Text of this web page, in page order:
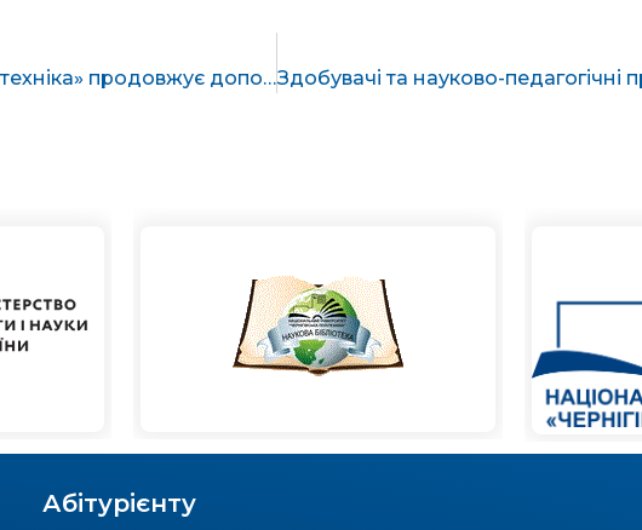
НУ «Чернігівська політехніка» продовжує допомагати випускникам шкіл міста Чернігова у виборі професії.
Абітурієнту